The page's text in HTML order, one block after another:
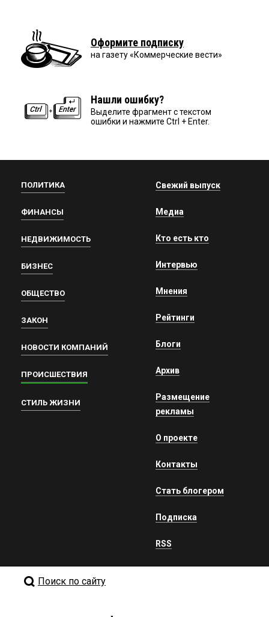
Оформите подписку
на газету «Коммерческие вести»
Нашли ошибку?
Выделите фрагмент с текстом
ошибки и нажмите Ctrl + Enter.
ПОЛИТИКА
ФИНАНСЫ
НЕДВИЖИМОСТЬ
БИЗНЕС
ОБЩЕСТВО
ЗАКОН
НОВОСТИ КОМПАНИЙ
ПРОИСШЕСТВИЯ
СТИЛЬ ЖИЗНИ
Свежий выпуск
Медиа
Кто есть кто
Интервью
Мнения
Рейтинги
Блоги
Архив
Размещение
рекламы
О проекте
Контакты
Стать блогером
Подписка
RSS
Поиск по сайту